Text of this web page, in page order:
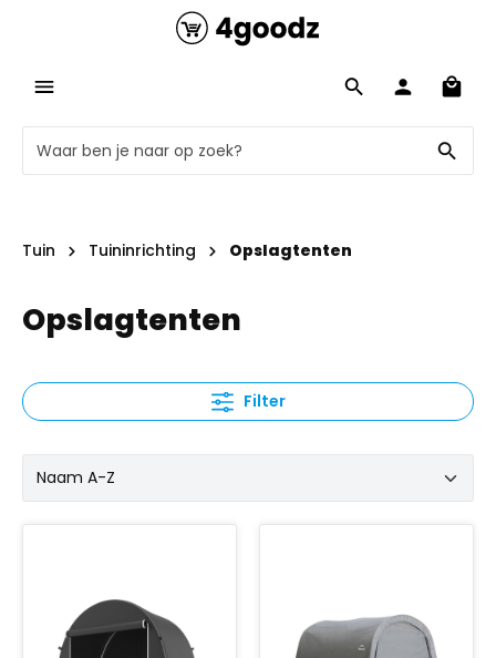
Tuin Tuininrichting Opslagtenten
Opslagtenten
Filter